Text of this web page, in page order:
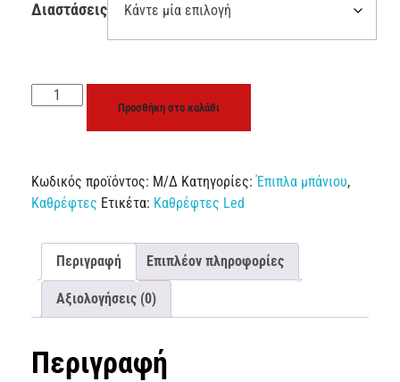
Διαστάσεις
Προσθήκη στο καλάθι
Κωδικός προϊόντος: Μ/Δ Κατηγορίες:Έπιπλα μπάνιου,
Καθρέφτες Ετικέτα: Καθρέφτες Led
Περιγραφή Επιπλέον πληροφορίες
Αξιολογήσεις (0)
Περιγραφή